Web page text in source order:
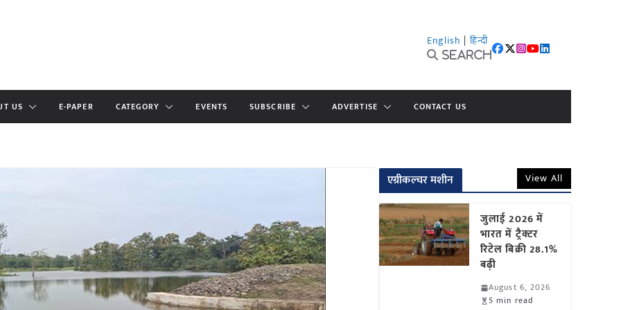
English | हिन्दी
Search
US E-PAPER CATEGORY EVENTS SUBSCRIBE ADVERTISE CONTACT US
एग्रीकल्चर मशीन View All
जुलाई 2026 में
भारत में ट्रैक्टर
रिटेल बिक्री 28.1%
बढ़ी
August 6, 2026
5 min read